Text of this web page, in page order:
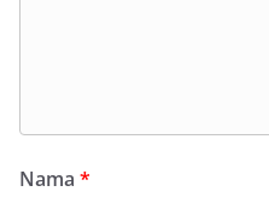
Nama *